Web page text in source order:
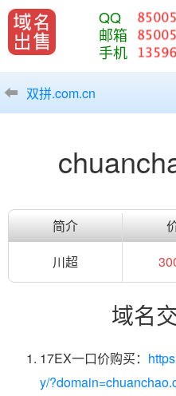
QQ
邮箱
手机
双拼.com.cn
简介
川超
域名
17EX一口价购买：
y/